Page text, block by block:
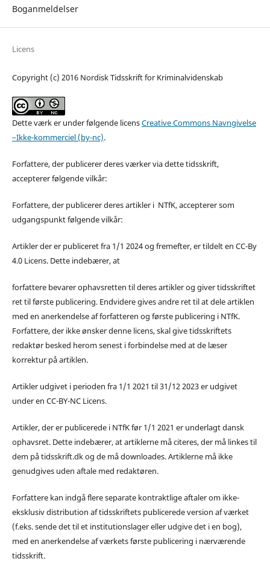
Boganmeldelser
Licens
Copyright (c) 2016 Nordisk Tidsskrift for Kriminalvidenskab
Dette værk er under følgende licensCreative Commons Navngivelse
–Ikke-kommerciel (by-nc).
Forfattere, der publicerer deres værker via dette tidsskrift,
accepterer følgende vilkår:
Forfattere, der publicerer deres artikler i NTfK, accepterer som
udgangspunkt følgende vilkår:
Artikler der er publiceret fra 1/1 2024 og fremefter, er tildelt en CC-By
4.0 Licens. Dette indebærer, at
forfattere bevarer ophavsretten til deres artikler og giver tidsskriftet
ret til første publicering. Endvidere gives andre ret til at dele artiklen
med en anerkendelse af forfatteren og første publicering i NTfK.
Forfattere, der ikke ønsker denne licens, skal give tidsskriftets
redaktør besked herom senest i forbindelse med at de læser
korrektur på artiklen.
Artikler udgivet i perioden fra 1/1 2021 til 31/12 2023 er udgivet
under en CC-BY-NC Licens.
Artikler, der er publicerede i NTfK før 1/1 2021 er underlagt dansk
ophavsret. Dette indebærer, at artiklerne må citeres, der må linkes til
dem på tidsskrift.dk og de må downloades. Artiklerne må ikke
genudgives uden aftale med redaktøren.
Forfattere kan indgå flere separate kontraktlige aftaler om ikke-
eksklusiv distribution af tidsskriftets publicerede version af værket
(f.eks. sende det til et institutionslager eller udgive det i en bog),
med en anerkendelse af værkets første publicering i nærværende
tidsskrift.